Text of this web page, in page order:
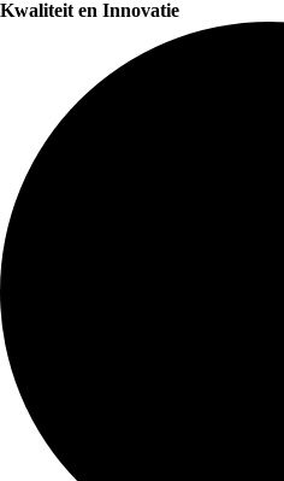
Kwaliteit en Innovatie